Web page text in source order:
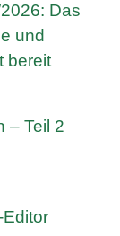
Das
und
bereit
– Teil 2